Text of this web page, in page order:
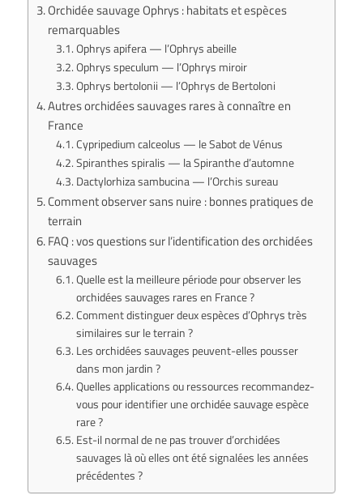
Orchidée sauvage Ophrys : habitats et espèces
remarquables
Ophrys apifera — l’Ophrys abeille
Ophrys speculum — l’Ophrys miroir
Ophrys bertolonii — l’Ophrys de Bertoloni
Autres orchidées sauvages rares à connaître en
France
Cypripedium calceolus — le Sabot de Vénus
Spiranthes spiralis — la Spiranthe d’automne
Dactylorhiza sambucina — l’Orchis sureau
Comment observer sans nuire : bonnes pratiques de
terrain
FAQ : vos questions sur l’identification des orchidées
sauvages
Quelle est la meilleure période pour observer les
orchidées sauvages rares en France ?
Comment distinguer deux espèces d’Ophrys très
similaires sur le terrain ?
Les orchidées sauvages peuvent-elles pousser
dans mon jardin ?
Quelles applications ou ressources recommandez-
vous pour identifier une orchidée sauvage espèce
rare ?
Est-il normal de ne pas trouver d’orchidées
sauvages là où elles ont été signalées les années
précédentes ?